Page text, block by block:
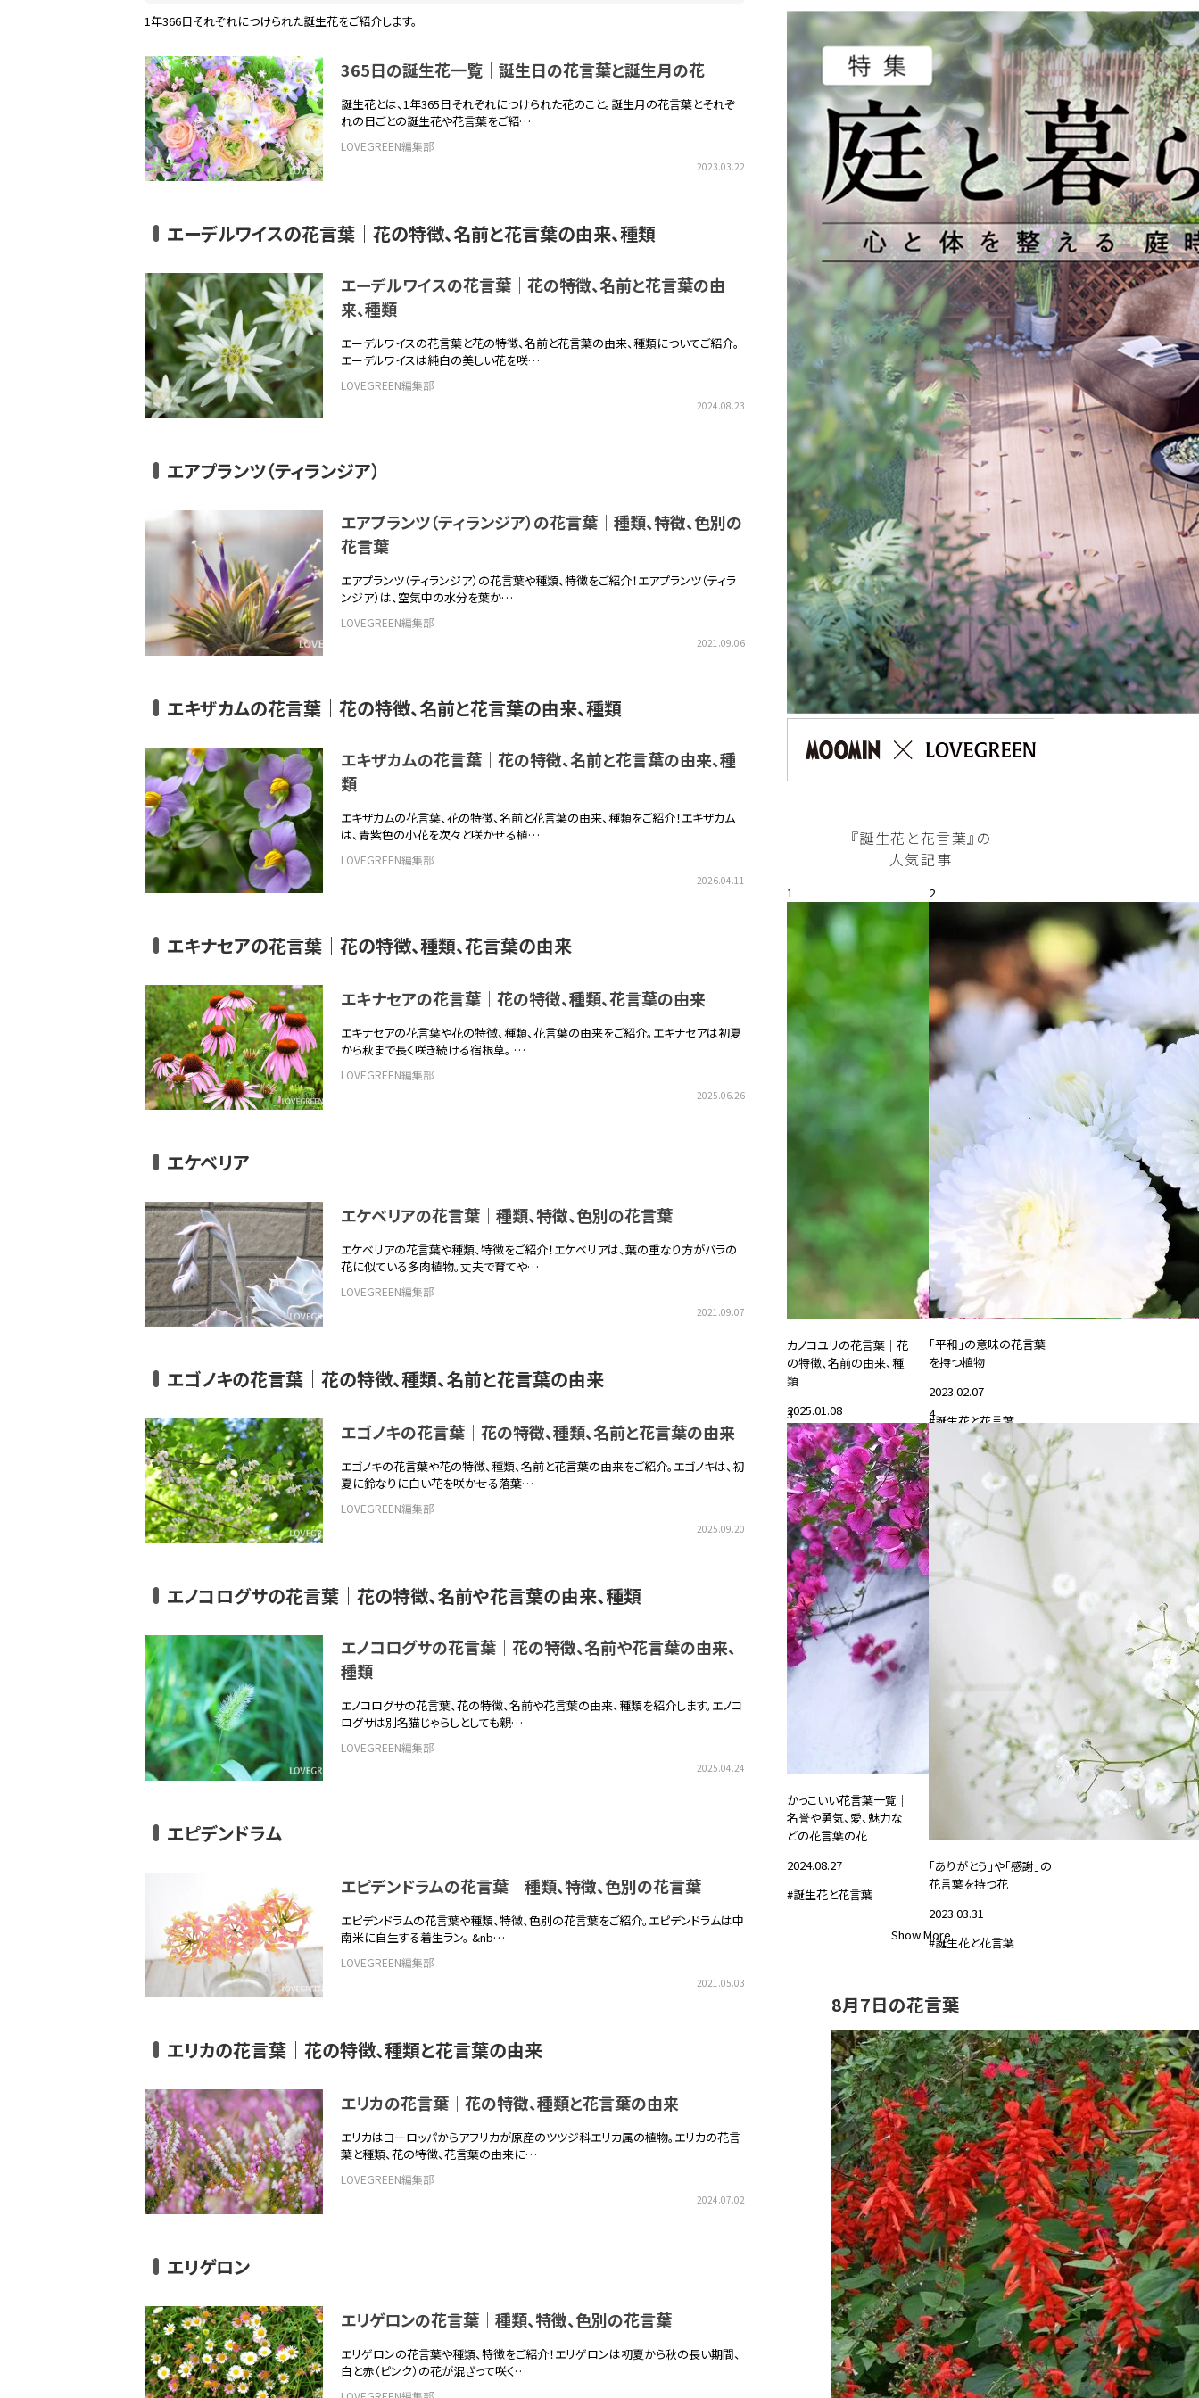
1年366日それぞれにつけられた誕生花をご紹介します。
365日の誕生花一覧｜誕生日の花言葉と誕生月の花
誕生花とは、1年365日それぞれにつけられた花のこと。誕生月の花言葉とそれぞ
れの日ごとの誕生花や花言葉をご紹…
LOVEGREEN編集部
2023.03.22
エーデルワイスの花言葉｜花の特徴、名前と花言葉の由来、種類
エーデルワイスの花言葉｜花の特徴、名前と花言葉の由
来、種類
エーデルワイスの花言葉と花の特徴、名前と花言葉の由来、種類についてご紹介。
エーデルワイスは純白の美しい花を咲…
LOVEGREEN編集部
2024.08.23
エアプランツ（ティランジア）
エアプランツ（ティランジア）の花言葉｜種類、特徴、色別の
花言葉
エアプランツ（ティランジア）の花言葉や種類、特徴をご紹介！エアプランツ（ティラ
ンジア）は、空気中の水分を葉か…
LOVEGREEN編集部
2021.09.06
エキザカムの花言葉｜花の特徴、名前と花言葉の由来、種類
エキザカムの花言葉｜花の特徴、名前と花言葉の由来、種
類
エキザカムの花言葉、花の特徴、名前と花言葉の由来、種類をご紹介！エキザカム
は、青紫色の小花を次々と咲かせる植…
LOVEGREEN編集部
2026.04.11
エキナセアの花言葉｜花の特徴、種類、花言葉の由来
エキナセアの花言葉｜花の特徴、種類、花言葉の由来
エキナセアの花言葉や花の特徴、種類、花言葉の由来をご紹介。エキナセアは初夏
から秋まで長く咲き続ける宿根草。 …
LOVEGREEN編集部
2025.06.26
エケベリア
エケベリアの花言葉｜種類、特徴、色別の花言葉
エケベリアの花言葉や種類、特徴をご紹介！エケベリアは、葉の重なり方がバラの
花に似ている多肉植物。丈夫で育てや…
LOVEGREEN編集部
2021.09.07
エゴノキの花言葉｜花の特徴、種類、名前と花言葉の由来
エゴノキの花言葉｜花の特徴、種類、名前と花言葉の由来
エゴノキの花言葉や花の特徴、種類、名前と花言葉の由来をご紹介。エゴノキは、初
夏に鈴なりに白い花を咲かせる落葉…
LOVEGREEN編集部
2025.09.20
エノコログサの花言葉｜花の特徴、名前や花言葉の由来、種類
エノコログサの花言葉｜花の特徴、名前や花言葉の由来、
種類
エノコログサの花言葉、花の特徴、名前や花言葉の由来、種類を紹介します。エノコ
ログサは別名猫じゃらしとしても親…
LOVEGREEN編集部
2025.04.24
エピデンドラム
エピデンドラムの花言葉｜種類、特徴、色別の花言葉
エピデンドラムの花言葉や種類、特徴、色別の花言葉をご紹介。エピデンドラムは中
南米に自生する着生ラン。 &nb…
LOVEGREEN編集部
2021.05.03
エリカの花言葉｜花の特徴、種類と花言葉の由来
エリカの花言葉｜花の特徴、種類と花言葉の由来
エリカはヨーロッパからアフリカが原産のツツジ科エリカ属の植物。エリカの花言
葉と種類、花の特徴、花言葉の由来に…
LOVEGREEN編集部
2024.07.02
エリゲロン
エリゲロンの花言葉｜種類、特徴、色別の花言葉
エリゲロンの花言葉や種類、特徴をご紹介！エリゲロンは初夏から秋の長い期間、
白と赤（ピンク）の花が混ざって咲く…
『誕生花と花言葉』の
人気記事
1
カノコユリの花言葉｜花
の特徴、名前の由来、種
類
2025.01.08
#誕生花と花言葉
2
「平和」の意味の花言葉
を持つ植物
2023.02.07
#誕生花と花言葉
3
かっこいい花言葉一覧｜
名誉や勇気、愛、魅力な
どの花言葉の花
2024.08.27
#誕生花と花言葉
4
「ありがとう」や「感謝」の
花言葉を持つ花
2023.03.31
#誕生花と花言葉
Show More
8月7日の花言葉